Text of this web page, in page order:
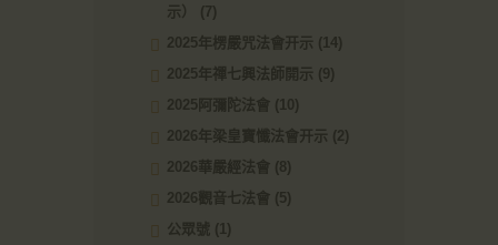
示）
(7)
2025年楞嚴咒法會开示 (14)
2025年禪七興法師開示 (9)
2025阿彌陀法會 (10)
2026年梁皇寶懺法會开示 (2)
2026華嚴經法會 (8)
2026觀音七法會 (5)
公眾號
(1)